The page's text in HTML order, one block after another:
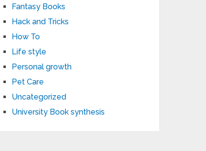
Fantasy Books
Hack and Tricks
How To
Life style
Personal growth
Pet Care
Uncategorized
University Book synthesis